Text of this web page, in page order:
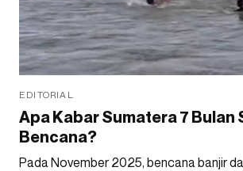
EDITORIAL
Apa Kabar Sumatera 7 Bulan
Bencana?
Pada November 2025, bencana banjir